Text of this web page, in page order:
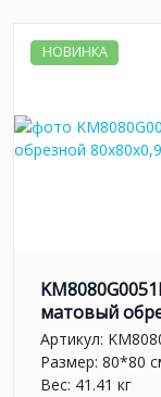
НОВИНКА
матовый
Артикул:
Размер: 80*80
Вес: 41.41 кг